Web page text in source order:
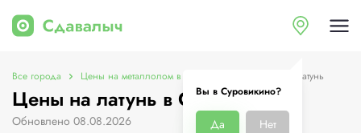
Вы в Суровикино?
Да Нет
Все города Цены на металлолом в Суровикино Цены на латунь
Цены на латунь в Суровикино
Обновлено 08.08.2026